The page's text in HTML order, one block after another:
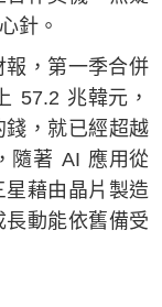
針。
，第一季合併
57.2 兆韓元，
錢，就已經超越
隨著 AI 應用從
藉由晶片製造
動能依舊備受